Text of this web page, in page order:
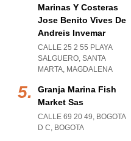
Marinas Y Costeras
Jose Benito Vives De
Andreis Invemar
CALLE 25 2 55 PLAYA
SALGUERO, SANTA
MARTA, MAGDALENA
Granja Marina Fish
Market Sas
CALLE 69 20 49, BOGOTA
D C, BOGOTA